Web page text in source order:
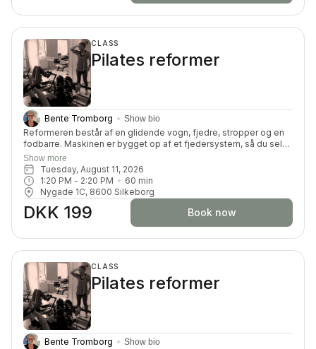
CLASS
Pilates reformer
Bente Tromborg Show bio
Reformeren består af en glidende vogn, fjedre, stropper og en
fodbarre. Maskinen er bygget op af et fjedersystem, så du selv
kan kan tilpasse belastningen. Du får en dynamisk og effektiv
træning, hvor du vil blive tilpas udfordret på din styrke,
smidighed, balance, koordination og koncentration.
Show more
Tuesday, August 11, 2026
1:20 PM - 2:20 PM 60 min
Nygade 1C, 8600 Silkeborg
DKK 199 Book now
CLASS
Pilates reformer
Bente Tromborg Show bio